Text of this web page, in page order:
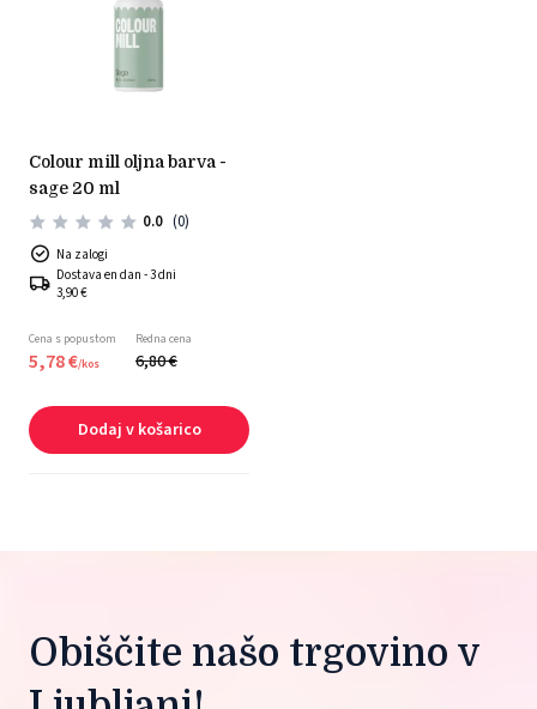
colour mill oljna barva -
sage 20 ml
0.0 (0)
Na zalogi
Dostava en dan - 3 dni
3,90 €
Cena s popustom
5,78€/kos
Redna cena
6,80€
Dodaj v košarico
Obiščite našo trgovino v